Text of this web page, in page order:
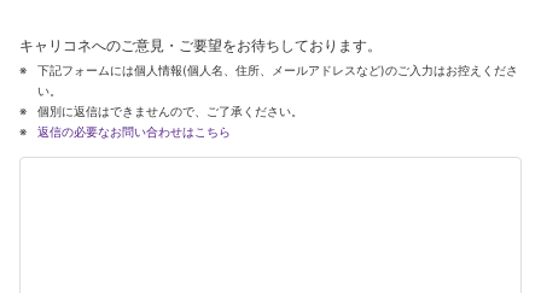
キャリコネへのご意見・ご要望をお待ちしております。
下記フォームには個人情報(個人名、住所、メールアドレスなど)のご入力はお控えくださ
い。
個別に返信はできませんので、ご了承ください。
返信の必要なお問い合わせはこちら